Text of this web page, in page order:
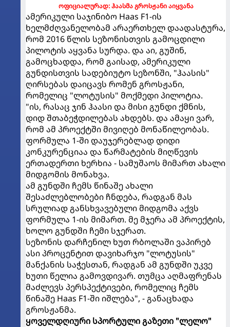
ოფიციალურად: ჰაასმა გროსჟანი აიყვანა
ამერიკული საჯინიბო Haas F1-ის
ხელმძღვანელობამ არაერთხელ დაადასტურა,
რომ 2016 წლის სეზონისთვის გამოცდილი
პილოტის აყვანა სურდა. და აი, გუშინ,
გამოცხადდა, რომ გაისად, ამერიკული
გუნდისთვის სადებიუტო სეზონში, "ჰაასის"
ღირსებას დაიცავს რომენ გროსჟანი,
რომელიც "ლოტუსის" მოქმედი პილოტია.
"ის, რასაც ჯინ ჰაასი და მისი გუნდი ქმნის,
დიდ შთაბეჭდილებას ახდებს. და ამაყი ვარ,
რომ ამ პროექტში მივიღებ მონაწილეობას.
ფორმულა 1-ში დაუჯერებლად დიდი
კონკურენციაა და წარმატების მიღწევის
ერთადერთი ხერხია - სამუშაოს მიმართ ახალი
მიდგომის მონახვა.
ამ გუნდში ჩემს წინაშე ახალი
შესაძლებლობები ჩნდება, რადგან მას
სრულიად განსხვავებული მიდგომა აქვს
ფორმულა 1-ის მიმართ. მე მჯერა ამ პროექტის,
ხოლო გუნდში ჩემი სჯერათ.
სეზონის დარჩენილ ხუთ რბოლაში ვაპირებ
ასი პროცენტით დავიხარჯო "ლოტუსის"
მანქანის საჭესთან, რადგან ამ გუნდში უკვე
ხუთი წელია გამოვდივარ. თუმცა აღმაფრენას
მაძლევს პერსპექტივები, რომელიც ჩემს
წინაშე Haas F1-ში იშლება", - განაცხადა
გროსჟანმა.
ყოველდღიური სპორტული გაზეთი "ლელო"